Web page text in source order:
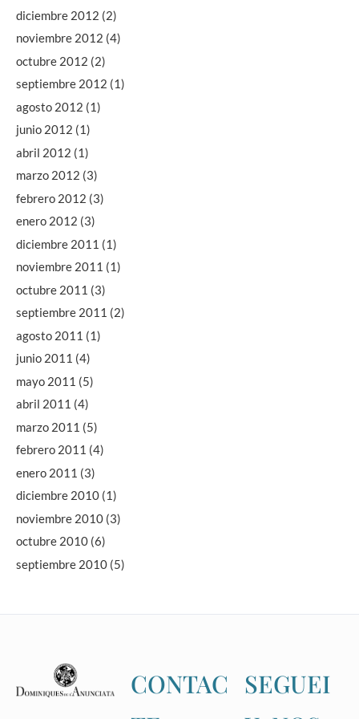
diciembre 2012 (2)
noviembre 2012 (4)
octubre 2012 (2)
septiembre 2012 (1)
agosto 2012 (1)
junio 2012 (1)
abril 2012 (1)
marzo 2012 (3)
febrero 2012 (3)
enero 2012 (3)
diciembre 2011 (1)
noviembre 2011 (1)
octubre 2011 (3)
septiembre 2011 (2)
agosto 2011 (1)
junio 2011 (4)
mayo 2011 (5)
abril 2011 (4)
marzo 2011 (5)
febrero 2011 (4)
enero 2011 (3)
diciembre 2010 (1)
noviembre 2010 (3)
octubre 2010 (6)
septiembre 2010 (5)
CONTAC SEGUEI